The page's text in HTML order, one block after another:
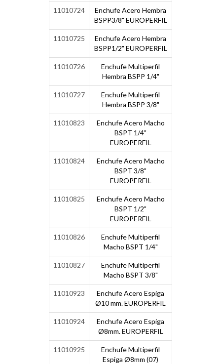
11010724
Enchufe Acero Hembra
BSPP3/8" EUROPERFIL
11010725
Enchufe Acero Hembra
BSPP1/2" EUROPERFIL
11010726
Enchufe Multiperfil
Hembra BSPP 1/4"
11010727
Enchufe Multiperfil
Hembra BSPP 3/8"
11010823
Enchufe Acero Macho
BSPT 1/4"
EUROPERFIL
11010824
Enchufe Acero Macho
BSPT 3/8"
EUROPERFIL
11010825
Enchufe Acero Macho
BSPT 1/2"
EUROPERFIL
11010826
Enchufe Multiperfil
Macho BSPT 1/4"
11010827
Enchufe Multiperfil
Macho BSPT 3/8"
11010923
Enchufe Acero Espiga
Ø10 mm. EUROPERFIL
11010924
Enchufe Acero Espiga
Ø8mm. EUROPERFIL
11010925
Enchufe Multiperfil
Espiga Ø8mm (07)